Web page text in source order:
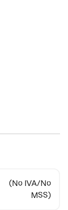
(No IVA/No
MSS)